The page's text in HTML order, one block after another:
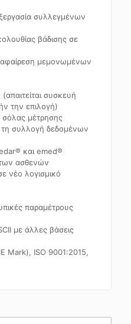
συλλεγμένων
βάδισης σε
αφαίρεση μεμονωμένων
συσκευή
την επιλογή)
μέτρησης
τη συλλογή δεδομένων
και emed®
ασθενών
νέο λογισμικό
παραμέτρους
με άλλες βάσεις
Mark), ISO 9001:2015,